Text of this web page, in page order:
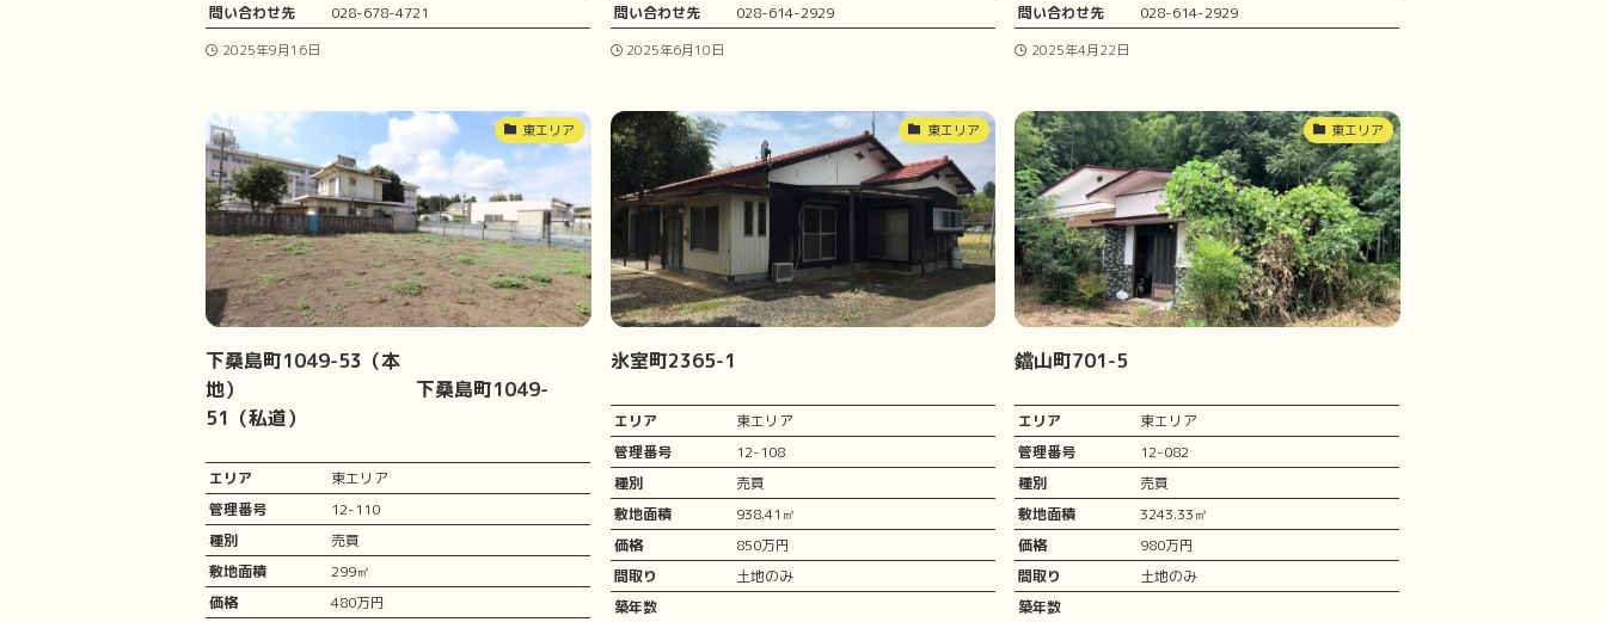
問い合わせ先
028-678-4721
2025年9月16日
問い合わせ先
028-614-2929
2025年6月10日
問い合わせ先
028-614-2929
2025年4月22日
東エリア
下桑島町1049-53（本
地） 下桑島町1049-
51（私道）
エリア
東エリア
管理番号
12-110
種別
売買
敷地面積
299㎡
価格
480万円
東エリア
氷室町2365-1
エリア
東エリア
管理番号
12-108
種別
売買
敷地面積
938.41㎡
価格
850万円
間取り
土地のみ
築年数
東エリア
鐺山町701-5
エリア
東エリア
管理番号
12-082
種別
売買
敷地面積
3243.33㎡
価格
980万円
間取り
土地のみ
築年数